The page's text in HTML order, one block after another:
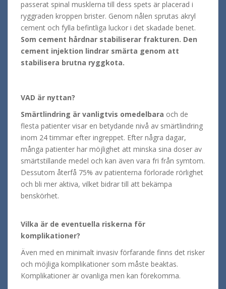
passerat spinal musklerna till dess spets är placerad i
ryggraden kroppen brister. Genom nålen sprutas akryl
cement och fylla befintliga luckor i det skadade benet.
Som cement hårdnar stabiliserar frakturen. Den
cement injektion lindrar smärta genom att
stabilisera brutna ryggkota.
VAD är nyttan?
Smärtlindring är vanligtvis omedelbara och de
flesta patienter visar en betydande nivå av smärtlindring
inom 24 timmar efter ingreppet. Efter några dagar,
många patienter har möjlighet att minska sina doser av
smärtstillande medel och kan även vara fri från symtom.
Dessutom återfå 75% av patienterna förlorade rörlighet
och bli mer aktiva, vilket bidrar till att bekämpa
benskörhet.
Vilka är de eventuella riskerna för
komplikationer?
Även med en minimalt invasiv förfarande finns det risker
och möjliga komplikationer som måste beaktas.
Komplikationer är ovanliga men kan förekomma.